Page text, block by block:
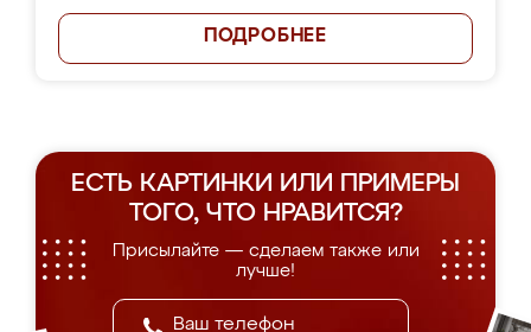
ПОДРОБНЕЕ
ЕСТЬ КАРТИНКИ ИЛИ ПРИМЕРЫ
ТОГО, ЧТО НРАВИТСЯ?
Присылайте — сделаем также или
лучше!